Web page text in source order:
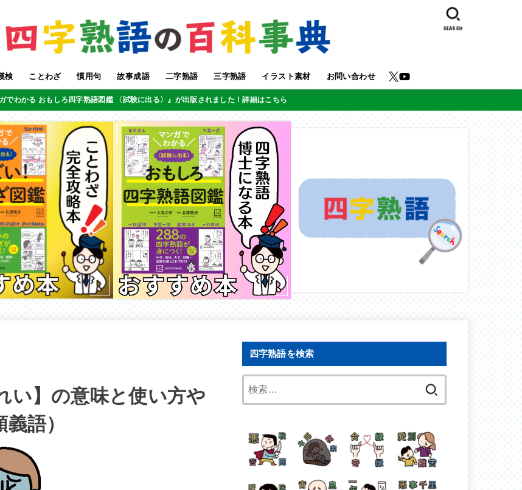
検 ことわざ 慣用句 故事成語 二字熟語 三字熟語 イラスト素材 お問い合わせ
SEARCH
でわかる おもしろ四字熟語図鑑 〈試験に出る〉』が出版されました！詳細はこちら
い】の意味と使い方や
語）
四字熟語を検索